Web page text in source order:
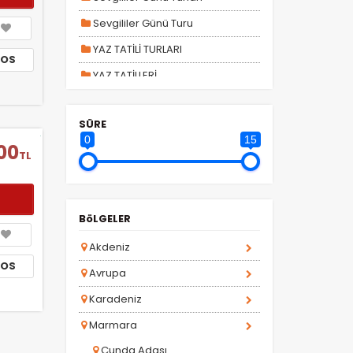
TL
Sevgililer Günü Turu
YAZ TATİLİ TURLARI
YAZ TATİLLERİ
YURTDIŞI TURLARI
SÜRE
0 15
BöLGELER
Akdeniz
Avrupa
Karadeniz
Marmara